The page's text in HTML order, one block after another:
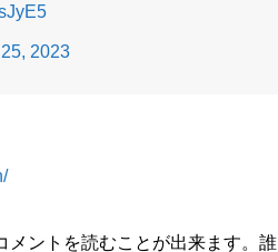
2023
メントを読むことが出来ます。誰